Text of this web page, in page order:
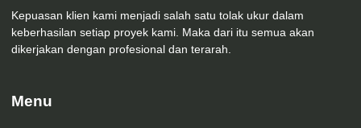
Kepuasan klien kami menjadi salah satu tolak ukur dalam
keberhasilan setiap proyek kami. Maka dari itu semua akan
dikerjakan dengan profesional dan terarah.
Menu